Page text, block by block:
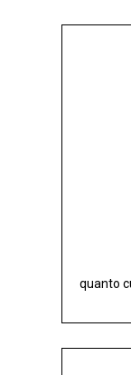
quanto